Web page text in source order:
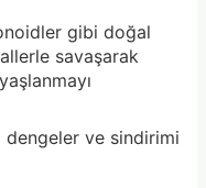
gibi doğal
savaşarak
dengeler ve sindirimi